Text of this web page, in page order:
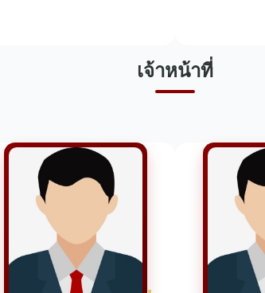
เจ้าหน้าที่